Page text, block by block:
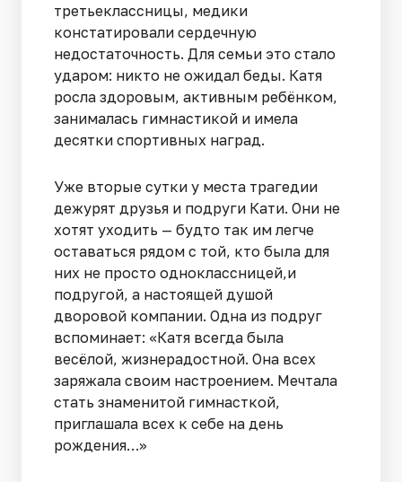
третьеклассницы, медики
констатировали сердечную
недостаточность. Для семьи это стало
ударом: никто не ожидал беды. Катя
росла здоровым, активным ребёнком,
занималась гимнастикой и имела
десятки спортивных наград.
Уже вторые сутки у места трагедии
дежурят друзья и подруги Кати. Они не
хотят уходить — будто так им легче
оставаться рядом с той, кто была для
них не просто одноклассницей,и
подругой, а настоящей душой
дворовой компании. Одна из подруг
вспоминает: «Катя всегда была
весёлой, жизнерадостной. Она всех
заряжала своим настроением. Мечтала
стать знаменитой гимнасткой,
приглашала всех к себе на день
рождения…»